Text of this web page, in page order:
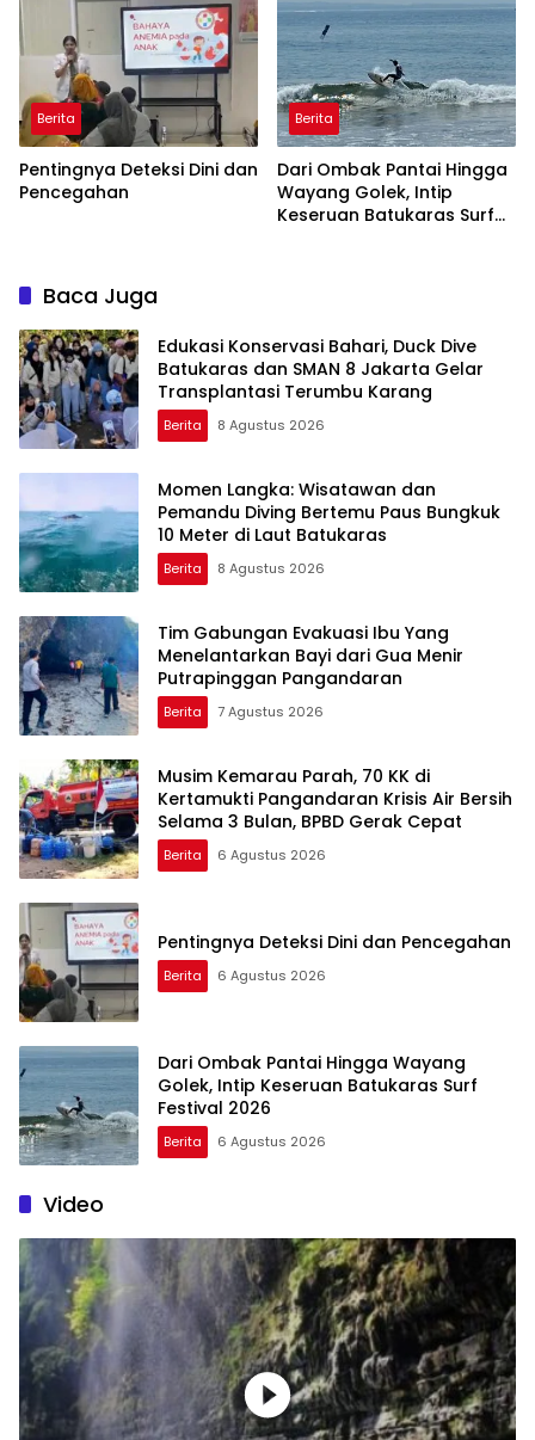
Berita
Pentingnya Deteksi Dini dan
Pencegahan
Berita
Dari Ombak Pantai Hingga
Wayang Golek, Intip
Keseruan Batukaras Surf
Baca Juga
Edukasi Konservasi Bahari, Duck Dive
Batukaras dan SMAN 8 Jakarta Gelar
Transplantasi Terumbu Karang
Berita 8 Agustus 2026
Momen Langka: Wisatawan dan
Pemandu Diving Bertemu Paus Bungkuk
10 Meter di Laut Batukaras
Berita 8 Agustus 2026
Tim Gabungan Evakuasi Ibu Yang
Menelantarkan Bayi dari Gua Menir
Putrapinggan Pangandaran
Berita 7 Agustus 2026
Musim Kemarau Parah, 70 KK di
Kertamukti Pangandaran Krisis Air Bersih
Selama 3 Bulan, BPBD Gerak Cepat
Berita 6 Agustus 2026
Pentingnya Deteksi Dini dan Pencegahan
Berita 6 Agustus 2026
Dari Ombak Pantai Hingga Wayang
Golek, Intip Keseruan Batukaras Surf
Festival 2026
Berita 6 Agustus 2026
Video